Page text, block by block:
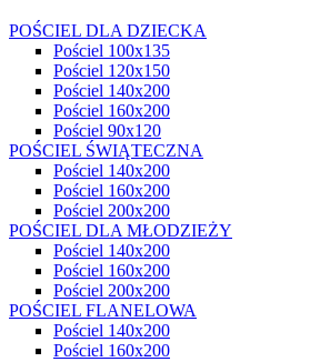
POŚCIEL DLA DZIECKA
Pościel 100x135
Pościel 120x150
Pościel 140x200
Pościel 160x200
Pościel 90x120
POŚCIEL ŚWIĄTECZNA
Pościel 140x200
Pościel 160x200
Pościel 200x200
POŚCIEL DLA MŁODZIEŻY
Pościel 140x200
Pościel 160x200
Pościel 200x200
POŚCIEL FLANELOWA
Pościel 140x200
Pościel 160x200